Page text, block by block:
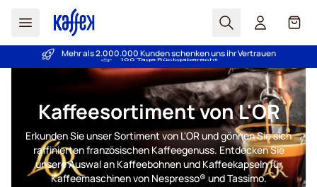
Zum Inhalt springen
Suchen Cart
Preisgarantie- Immer faire Preise!
Mehr als 2.000.000 Kunden schenken uns ihr Vertrauen
Kaffeesortiment von L'OR
Erkunden Sie unser Sortiment von L'OR und gönnen Sie sich
raffinierten französischen Kaffeegenuss. Entdecken Sie
unsere Auswal an Kaffeebohnen und Kaffeekapseln für
Kaffeemaschinen von Nespresso® und Tassimo.